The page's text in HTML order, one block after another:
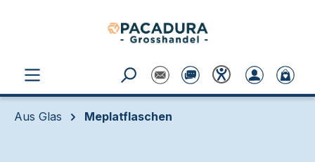
Aus Glas Meplatflaschen